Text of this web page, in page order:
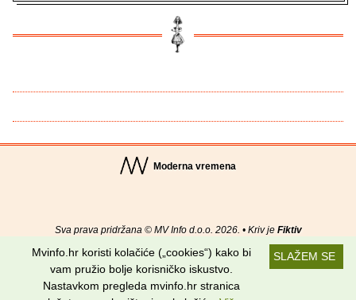
Moderna vremena
Sva prava pridržana © MV Info d.o.o. 2026. • Kriv je Fiktiv
Uvjeti korištenja RSS kanali
Potraži nas na:
SLAŽEM SE
Mvinfo.hr koristi kolačiće („cookies“) kako bi
vam pružio bolje korisničko iskustvo.
Nastavkom pregleda mvinfo.hr stranica